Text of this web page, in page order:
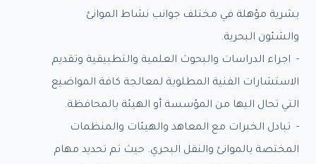
بشرية مؤهلة في مختلف جوانب نشاط الموانئ
والشئون البحرية.
- اجراء الدراسات والبحوث العلمية والتطبيقية وتقديم
الاستشارات الفنية المطلوبة لمعالجة كافة المواضيع
التي تحال اليها من المؤسسة أو الهيئة بالمحافظة.
- تبادل الخبرات مع المعاهد والهيئات والمنظمات
المختصة بالموانئ والنقل البحري. حيث تم تحديد مهام